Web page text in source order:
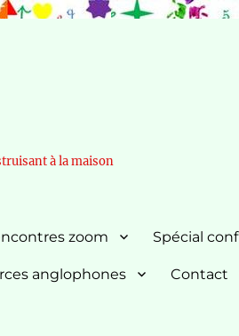
à la maison
zoom Spécial
anglophones Contact